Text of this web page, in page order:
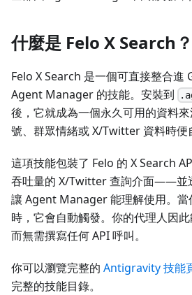
什麼是 Felo X Search？
Felo X Search 是一個可直接整合
Agent Manager 的技能。安裝到
後，它就成為一個永久可用的資料
號、群眾情緒或 X/Twitter 資料時便
這項技能包裝了 Felo 的 X Search
吞吐量的 X/Twitter 查詢介面——並
讓 Agent Manager 能理解使用。當
時，它會自動觸發。你的代理人因
而無需撰寫任何 API 呼叫。
你可以瀏覽完整的 Antigravity 技能
完整的技能目錄。